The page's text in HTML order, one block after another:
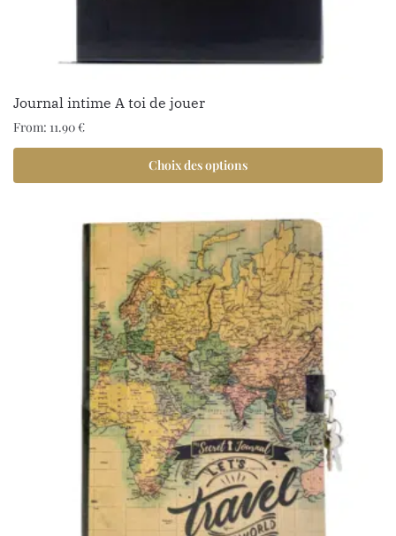
Journal intime A toi de jouer
From: 11.90€
Choix des options